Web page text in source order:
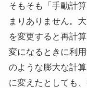
そもそも「手動計
まりありません。
を変更すると再計
変になるときに利
のような膨大な計
に変えたとしても